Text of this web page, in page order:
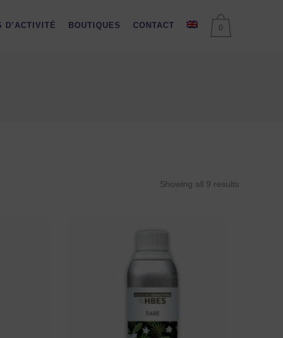
0
D’ACTIVITÉ BOUTIQUES CONTACT
Showing all 9 results